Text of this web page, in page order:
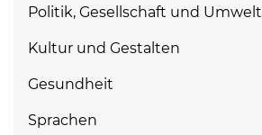
Politik, Gesellschaft und Umwelt
Kultur und Gestalten
Gesundheit
Sprachen